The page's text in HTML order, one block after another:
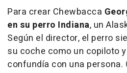
Para crear Chewbacca
en su perro Indiana, un
Según el director, el perro
su coche como un copiloto
confundía con una persona.